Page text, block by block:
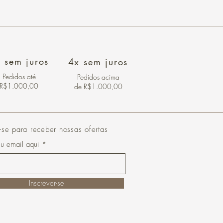
sem juros
Pedidos até
R$1.000,00
4x sem juros
Pedidos acima
de R$1.000,00
para receber nossas ofertas
email aqui
Inscrever-se